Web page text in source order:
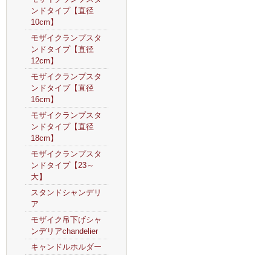
ンドタイプ【直径
10cm】
モザイクランプスタ
ンドタイプ【直径
12cm】
モザイクランプスタ
ンドタイプ【直径
16cm】
モザイクランプスタ
ンドタイプ【直径
18cm】
モザイクランプスタ
ンドタイプ【23～
大】
スタンドシャンデリ
ア
モザイク吊下げシャ
ンデリアchandelier
キャンドルホルダー